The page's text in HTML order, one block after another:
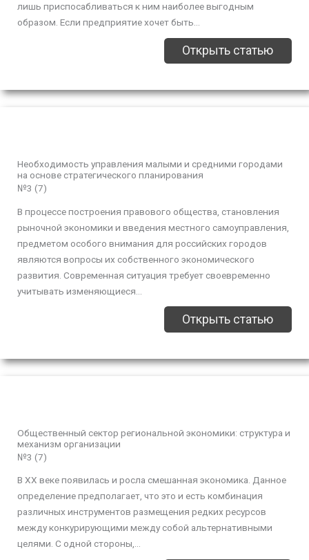
лишь приспосабливаться к ним наиболее выгодным
образом. Если предприятие хочет быть...
Открыть статью
Необходимость управления малыми и средними городами
на основе стратегического планирования
№3 (7)
В процессе построения правового общества, становления
рыночной экономики и введения местного самоуправления,
предметом особого внимания для российских городов
являются вопросы их собственного экономического
развития. Современная ситуация требует своевременно
учитывать изменяющиеся...
Открыть статью
Общественный сектор региональной экономики: структура и
механизм организации
№3 (7)
В ХХ веке появилась и росла смешанная экономика. Данное
определение предполагает, что это и есть комбинация
различных инструментов размещения редких ресурсов
между конкурирующими между собой альтернативными
целями. С одной стороны,...